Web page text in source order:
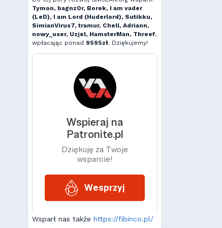
Tymon, bagnz0r, Borek, I am vader
(LeD), I am Lord (Huderlord), Sutikku,
SimianVirus7, tramur, Chell, Adriann,
nowy_user, Uzjel, HamsterMan, Threef,
wpłacając ponad 9595zł. Dziękujemy!
Wsparł nas także https://fibinco.pl/